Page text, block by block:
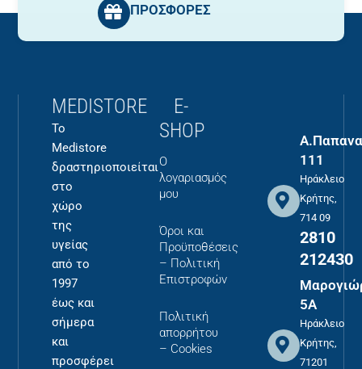
ΠΡΟΣΦΟΡΕΣ
MEDISTORE
Το
Medistore
δραστηριοποιείται
στο
χώρο
της
υγείας
από το
1997
έως και
σήμερα
και
προσφέρει
E-
SHOP
Ο
λογαριασμός
μου
Όροι και
Προϋποθέσεις
– Πολιτική
Επιστροφών
Πολιτική
απορρήτου
– Cookies
111
Ηράκλειο
Κρήτης,
714 09
2810
212430
5Α
Ηράκλειο
Κρήτης,
71201